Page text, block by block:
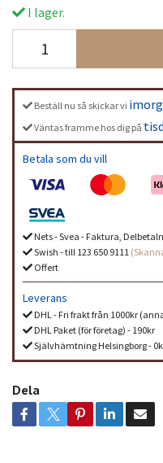
I lager.
Beställ nu så skickar vi
Väntas framme hos dig på
Betala som du vill
Nets - Svea - Faktura,
Swish - till 123 650 9111
Offert
Leverans
DHL - Fri frakt från 1000kr
DHL Paket (för företag) - 190kr
Självhämtning Helsingborg -
Dela